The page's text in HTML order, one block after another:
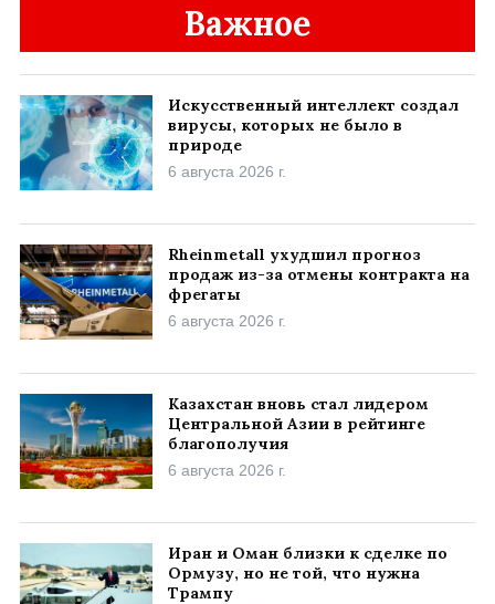
Важное
Искусственный интеллект создал
вирусы, которых не было в
природе
6 августа 2026 г.
Rheinmetall ухудшил прогноз
продаж из-за отмены контракта на
фрегаты
6 августа 2026 г.
Казахстан вновь стал лидером
Центральной Азии в рейтинге
благополучия
6 августа 2026 г.
Иран и Оман близки к сделке по
Ормузу, но не той, что нужна
Трампу